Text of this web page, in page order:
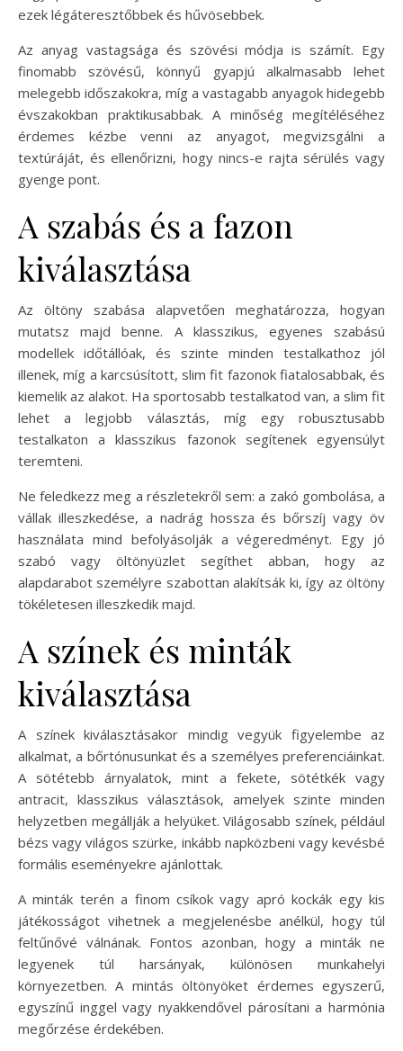
ezek légáteresztőbbek és hűvösebbek.
Az anyag vastagsága és szövési módja is számít. Egy
finomabb szövésű, könnyű gyapjú alkalmasabb lehet
melegebb időszakokra, míg a vastagabb anyagok hidegebb
évszakokban praktikusabbak. A minőség megítéléséhez
érdemes kézbe venni az anyagot, megvizsgálni a
textúráját, és ellenőrizni, hogy nincs-e rajta sérülés vagy
gyenge pont.
A szabás és a fazon
kiválasztása
Az öltöny szabása alapvetően meghatározza, hogyan
mutatsz majd benne. A klasszikus, egyenes szabású
modellek időtállóak, és szinte minden testalkathoz jól
illenek, míg a karcsúsított, slim fit fazonok fiatalosabbak, és
kiemelik az alakot. Ha sportosabb testalkatod van, a slim fit
lehet a legjobb választás, míg egy robusztusabb
testalkaton a klasszikus fazonok segítenek egyensúlyt
teremteni.
Ne feledkezz meg a részletekről sem: a zakó gombolása, a
vállak illeszkedése, a nadrág hossza és bőrszíj vagy öv
használata mind befolyásolják a végeredményt. Egy jó
szabó vagy öltönyüzlet segíthet abban, hogy az
alapdarabot személyre szabottan alakítsák ki, így az öltöny
tökéletesen illeszkedik majd.
A színek és minták
kiválasztása
A színek kiválasztásakor mindig vegyük figyelembe az
alkalmat, a bőrtónusunkat és a személyes preferenciáinkat.
A sötétebb árnyalatok, mint a fekete, sötétkék vagy
antracit, klasszikus választások, amelyek szinte minden
helyzetben megállják a helyüket. Világosabb színek, például
bézs vagy világos szürke, inkább napközbeni vagy kevésbé
formális eseményekre ajánlottak.
A minták terén a finom csíkok vagy apró kockák egy kis
játékosságot vihetnek a megjelenésbe anélkül, hogy túl
feltűnővé válnának. Fontos azonban, hogy a minták ne
legyenek túl harsányak, különösen munkahelyi
környezetben. A mintás öltönyöket érdemes egyszerű,
egyszínű inggel vagy nyakkendővel párosítani a harmónia
megőrzése érdekében.